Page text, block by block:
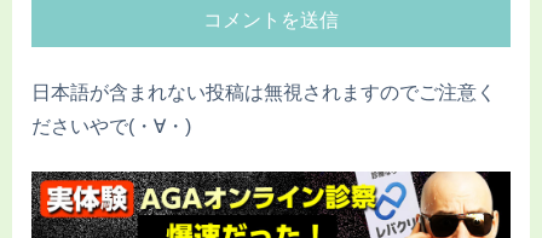
日本語が含まれない投稿は無視されますのでご注意く
ださいやで(・∀・)